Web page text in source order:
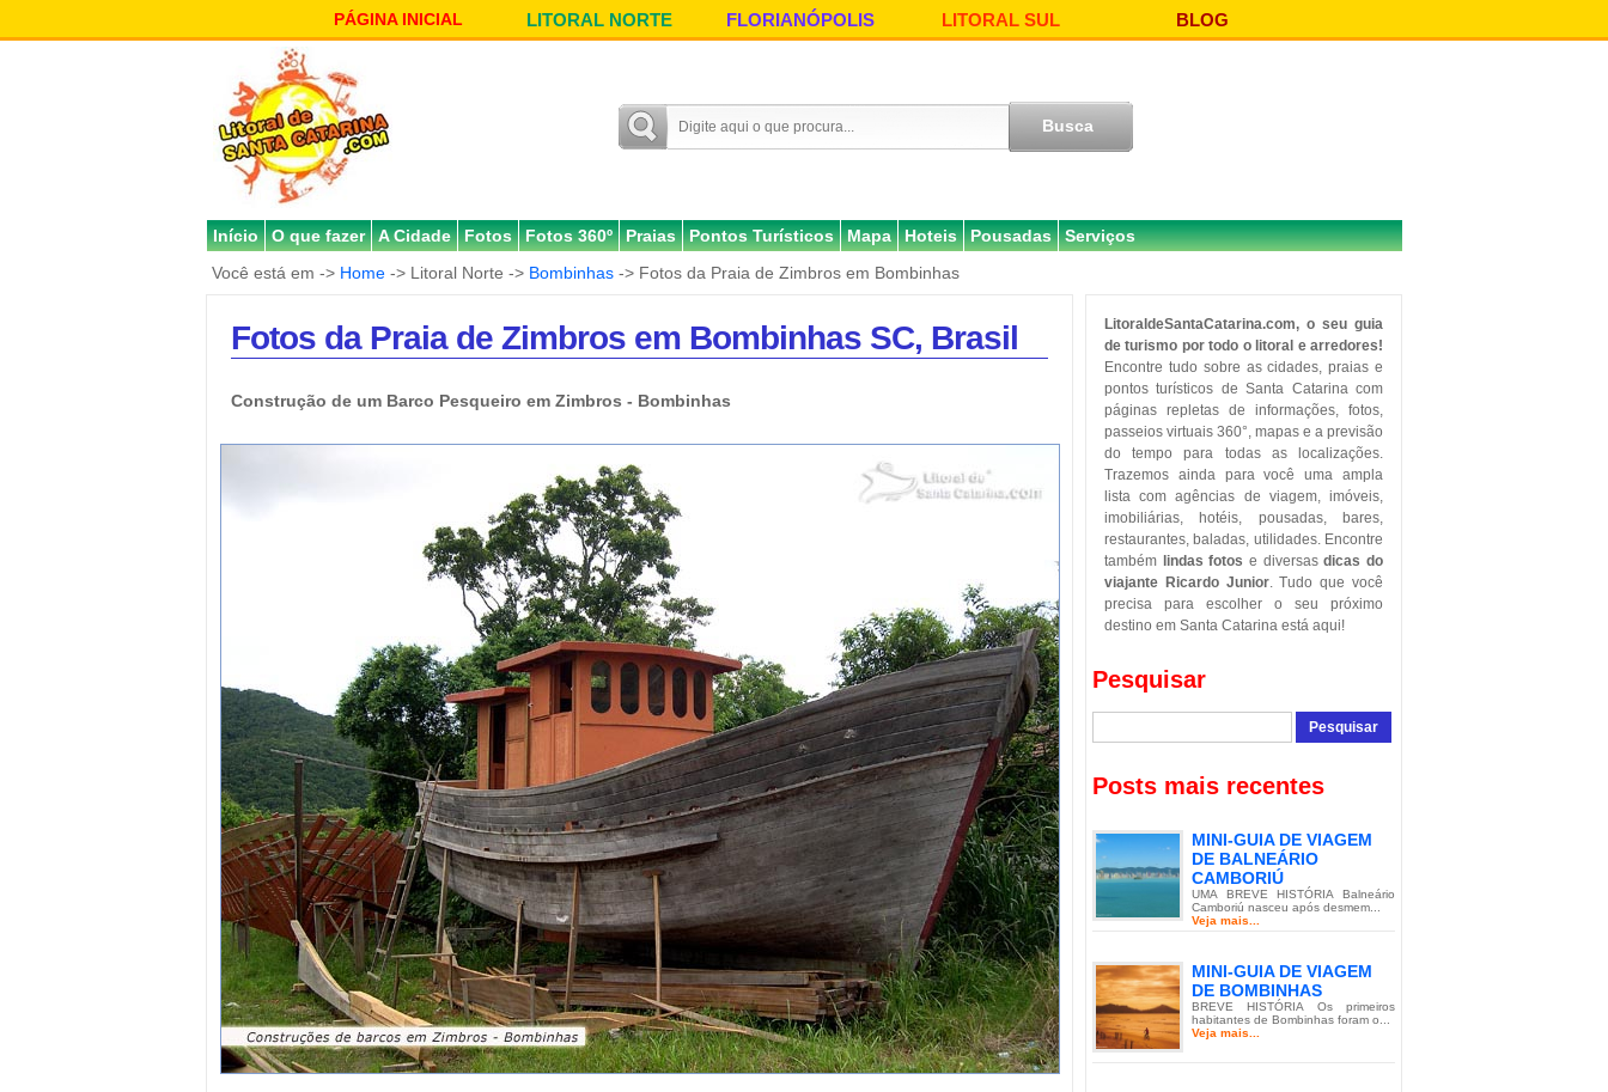
PÁGINA INICIAL LITORAL NORTE FLORIANÓPOLIS LITORAL SUL BLOG
Início O que fazer A Cidade Fotos Fotos 360º Praias Pontos Turísticos Mapa Hoteis Pousadas
Serviços
Você está em -> Home -> Litoral Norte -> Bombinhas -> Fotos da Praia de Zimbros em Bombinhas
Fotos da Praia de Zimbros em Bombinhas SC, Brasil
Construção de um Barco Pesqueiro em Zimbros - Bombinhas
LitoraldeSantaCatarina.com, o seu guia
de turismo por todo o litoral e arredores!
Encontre tudo sobre as cidades, praias e
pontos turísticos de Santa Catarina com
páginas repletas de informações, fotos,
passeios virtuais 360°, mapas e a previsão
do tempo para todas as localizações.
Trazemos ainda para você uma ampla
lista com agências de viagem, imóveis,
imobiliárias, hotéis, pousadas, bares,
restaurantes, baladas, utilidades. Encontre
também
lindas fotos e diversasdicas do
viajante Ricardo Junior. Tudo que você
precisa para escolher o seu próximo
destino em Santa Catarina está aqui!
Pesquisar
Posts mais recentes
MINI-GUIA DE VIAGEM
DE BALNEÁRIO
CAMBORIÚ
UMA BREVE HISTÓRIA Balneário
Camboriú nasceu após desmem...
Veja mais...
MINI-GUIA DE VIAGEM
DE BOMBINHAS
BREVE HISTÓRIA Os primeiros
habitantes de Bombinhas foram o...
Veja mais...